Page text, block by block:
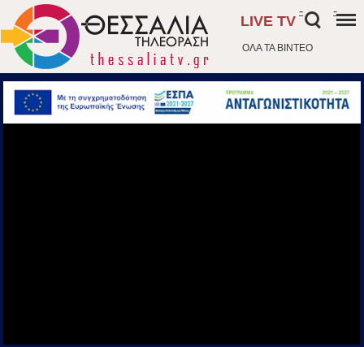
ΟΛΑ ΤΑ ΒΙΝΤΕΟ
LIVE TV
- -